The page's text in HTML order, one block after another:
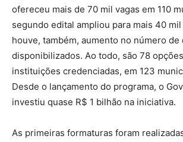
ofereceu mais de 70 mil vagas em 110
segundo edital ampliou para mais 40 mil
houve, também, aumento no número de
disponibilizados. Ao todo, são 78 opções
instituições credenciadas, em 123
Desde o lançamento do programa, o
investiu quase R$ 1 bilhão na iniciativa.
As primeiras formaturas foram